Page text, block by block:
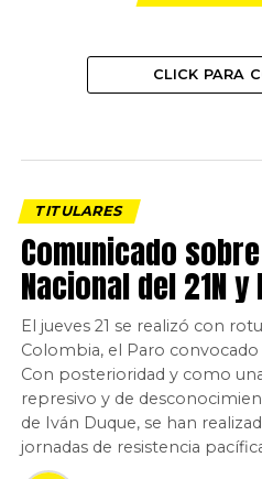
CLICK PARA
TITULARES
Comunicado
Nacional del 21N
El jueves 21 se realizó con
Colombia, el Paro
Con posterioridad y como
represivo y de
de Iván Duque, se han
jornadas de resistencia